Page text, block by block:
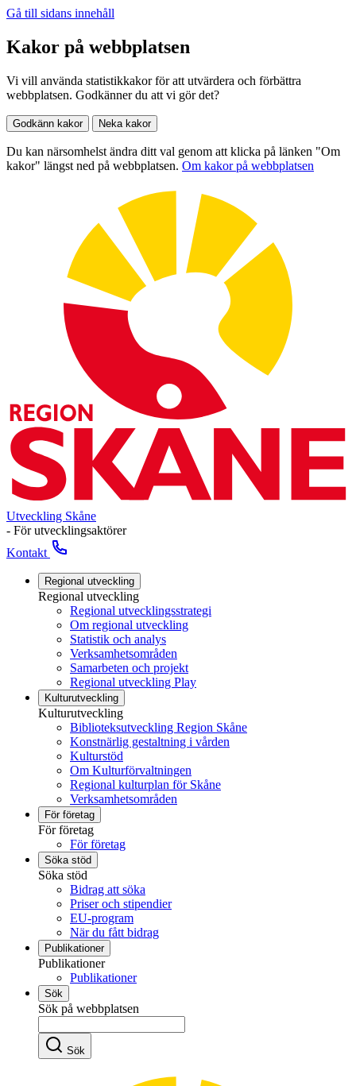
Gå till sidans innehåll
Kakor på webbplatsen
Vi vill använda statistikkakor för att utvärdera och förbättra
webbplatsen. Godkänner du att vi gör det?
Godkänn kakor Neka kakor
Du kan närsomhelst ändra ditt val genom att klicka på länken "Om
kakor" längst ned på webbplatsen. Om kakor på webbplatsen
Utveckling Skåne
- För utvecklingsaktörer
Kontakt
Regional utveckling
Regional utveckling
Regional utvecklingsstrategi
Om regional utveckling
Statistik och analys
Verksamhetsområden
Samarbeten och projekt
Regional utveckling Play
Kulturutveckling
Kulturutveckling
Biblioteksutveckling Region Skåne
Konstnärlig gestaltning i vården
Kulturstöd
Om Kulturförvaltningen
Regional kulturplan för Skåne
Verksamhetsområden
För företag
För företag
För företag
Söka stöd
Söka stöd
Bidrag att söka
Priser och stipendier
EU-program
När du fått bidrag
Publikationer
Publikationer
Publikationer
Sök
Sök på webbplatsen
Sök